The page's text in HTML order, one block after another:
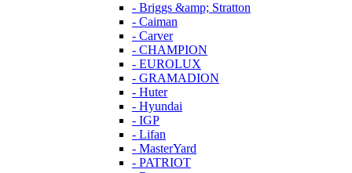
- Briggs &amp; Stratton
- Caiman
- Carver
- CHAMPION
- EUROLUX
- GRAMADION
- Huter
- Hyundai
- IGP
- Lifan
- MasterYard
- PATRIOT